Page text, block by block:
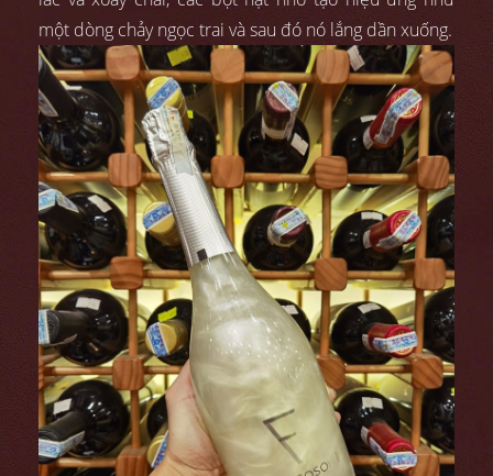
một dòng chảy ngọc trai và sau đó nó lắng dần xuống.